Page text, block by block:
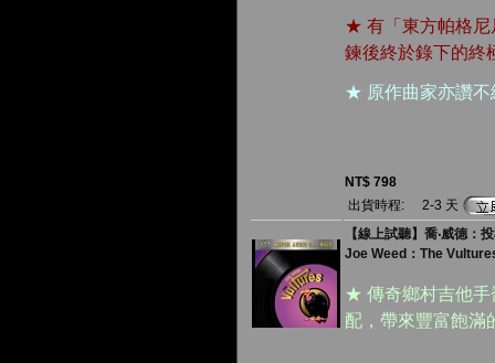
★ 有「東方帕格尼
鍊後終於錄下的終
★ 原作曲家亦讚不
NT$ 798
出貨時程:
2-3 天
【線上試聽】喬‧威德：
Joe Weed：The
★ 傳奇鄉村吉他手
配，帶來豐富飽滿